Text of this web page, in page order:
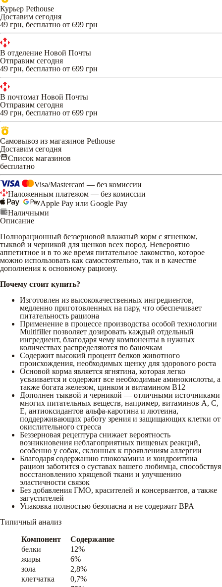
Курьер Pethouse
Доставим сегодня
49 грн, бесплатно от 699 грн
В отделение Новой Почты
Отправим сегодня
49 грн, бесплатно от 699 грн
В почтомат Новой Почты
Отправим сегодня
49 грн, бесплатно от 699 грн
Самовывоз из магазинов Pethouse
Доставим сегодня
Список магазинов
бесплатно
Visa/Mastercard — без комиссии
Наложенным платежом — без комиссии
Apple Pay или Google Pay
Наличными
Описание
Полнорационный беззерновой влажный корм с ягненком,
тыквой и черникой для щенков всех пород. Невероятно
аппетитное и в то же время питательное лакомство, которое
можно использовать как самостоятельно, так и в качестве
дополнения к основному рациону.
Почему стоит купить?
Изготовлен из высококачественных ингредиентов,
медленно приготовленных на пару, что обеспечивает
питательность рациона
Применение в процессе производства особой технологии
Multifiller позволяет дозировать каждый отдельный
ингредиент, благодаря чему компоненты в нужных
количествах распределяются по баночкам
Содержит высокий процент белков животного
происхождения, необходимых щенку для здорового роста
Основой корма является ягнятина, которая легко
усваивается и содержит все необходимые аминокислоты, а
также богата железом, цинком и витамином В12
Дополнен тыквой и черникой — отличными источниками
многих питательных веществ, например, витаминов А, С,
Е, антиоксидантов альфа-каротина и лютеина,
поддерживающих работу зрения и защищающих клетки от
окислительного стресса
Беззерновая рецептура снижает вероятность
возникновения неблагоприятных пищевых реакций,
особенно у собак, склонных к проявлениям аллергии
Благодаря содержанию глюкозамина и хондроитина
рацион заботится о суставах вашего любимца, способствуя
восстановлению хрящевой ткани и улучшению
эластичности связок
Без добавления ГМО, красителей и консервантов, а также
загустителей
Упаковка полностью безопасна и не содержит BPA
Типичный анализ
Компонент
Содержание
белки
12%
жиры
6%
зола
2,8%
клетчатка
0,7%